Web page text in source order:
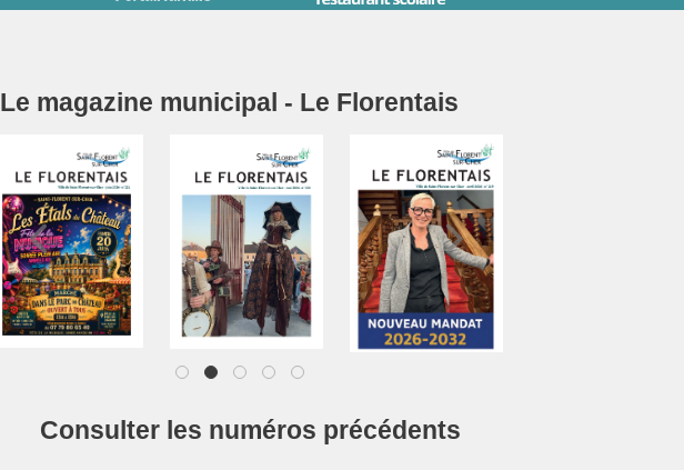
Le magazine municipal - Le Florentais
1 2 3 4 5
Consulter les numéros précédents